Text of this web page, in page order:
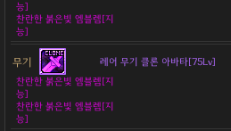
능]
찬란한 붉은빛 엠블렘[지
능]
무기 레어 무기 클론 아바타[75Lv]
찬란한 붉은빛 엠블렘[지
능]
찬란한 붉은빛 엠블렘[지
능]